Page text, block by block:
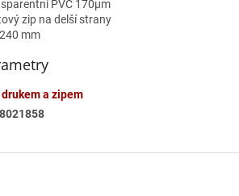
PVC 170μm
zip na delší strany
mm
drukem a zipem